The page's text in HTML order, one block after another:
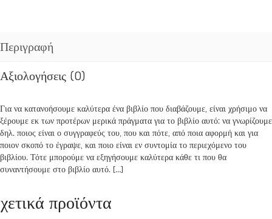
Περιγραφή
Αξιολογήσεις (0)
Για να κατανοήσουμε καλύτερα ένα βιβλίο που διαβάζουμε, είναι χρήσιμο να
ξέρουμε εκ των προτέρων μερικά πράγματα για το βιβλίο αυτό: να γνωρίζουμε
δηλ. ποιος είναι ο συγγραφεύς του, που και πότε, από ποια αφορμή και για
ποιον σκοπό το έγραψε, και ποιο είναι εν συντομία το περιεχόμενο του
βιβλίου. Τότε μπορούμε να εξηγήσουμε καλύτερα κάθε τι που θα
συναντήσουμε στο βιβλίο αυτό. […]
προϊόντα